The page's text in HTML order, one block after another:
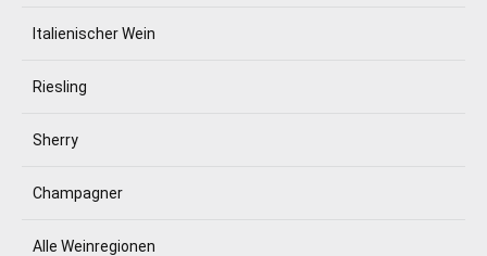
Italienischer Wein
Riesling
Sherry
Champagner
Alle Weinregionen